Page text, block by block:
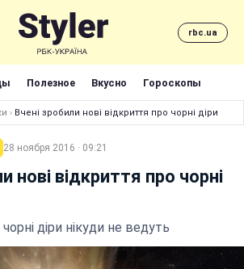
rbc.ua
Полезное Вкусно Гороскопы
› Вчені зробили нові відкриття про чорні діри
28 ноября 2016 · 09:21
нові відкриття про чорні
діри нікуди не ведуть